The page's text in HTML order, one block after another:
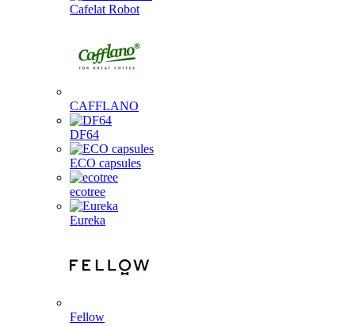
Cafelat Robot
CAFFLANO
DF64
ECO capsules
ecotree
Eureka
Fellow